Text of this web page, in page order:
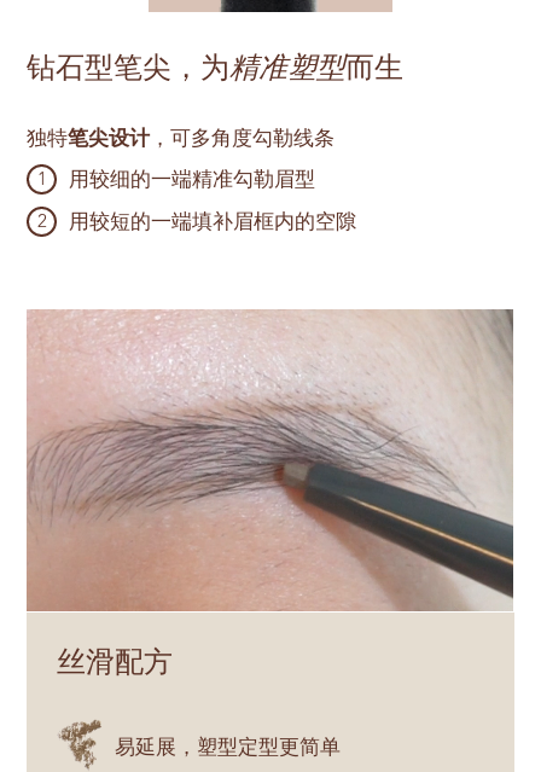
钻石型笔尖，为精准塑型而生
独特笔尖设计，可多角度勾勒线条
1 用较细的一端精准勾勒眉型
2 用较短的一端填补眉框内的空隙
丝滑配方
易延展，塑型定型更简单